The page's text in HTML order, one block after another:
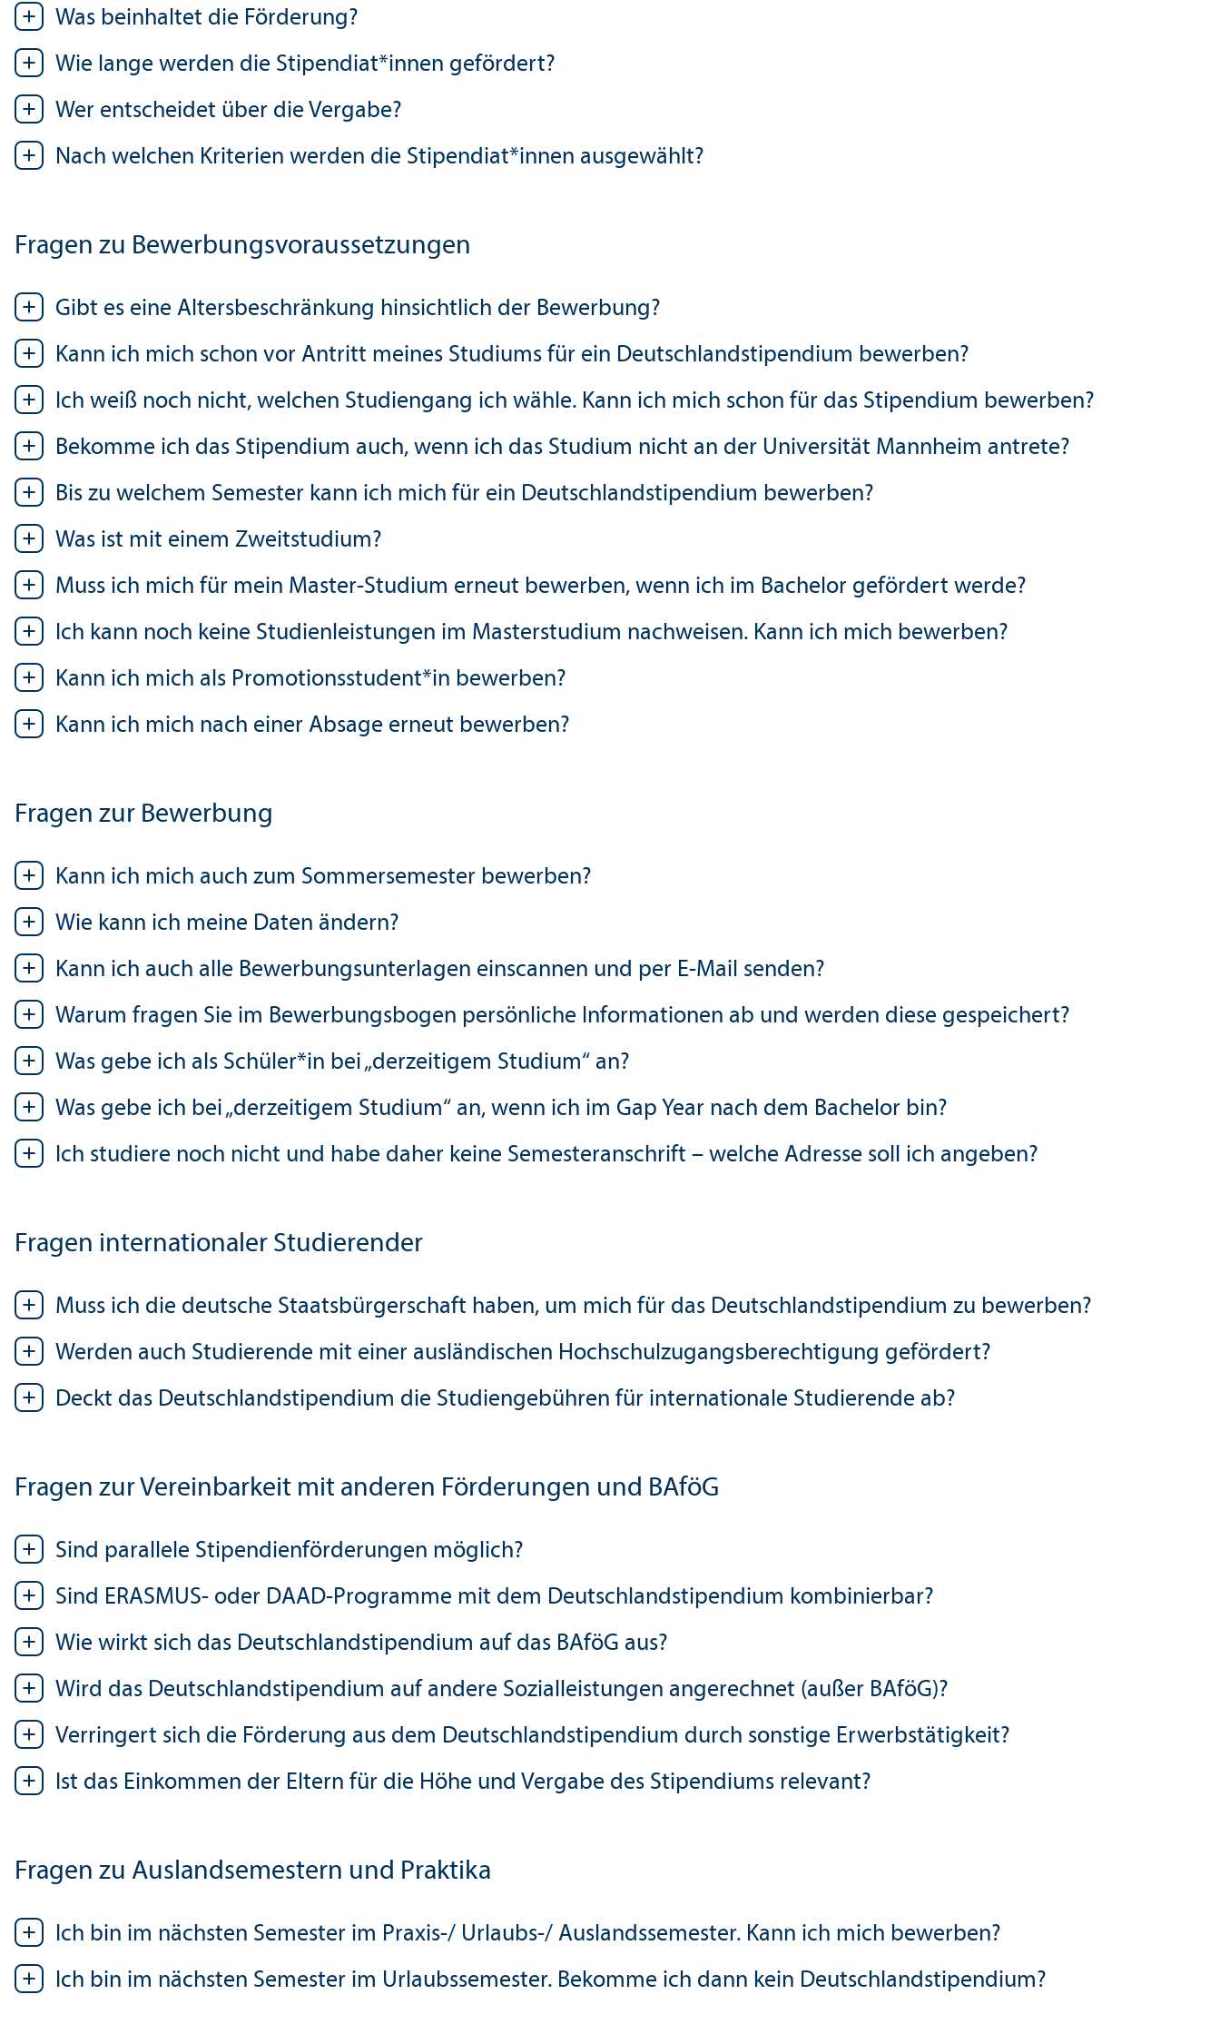
Was beinhaltet die Förderung?
Wie lange werden die Stipendiat*innen gefördert?
Wer entscheidet über die Vergabe?
Nach welchen Kriterien werden die Stipendiat*innen ausgewählt?
Fragen zu Bewerbungs­voraussetzungen
Gibt es eine Altersbeschränkung hinsichtlich der Bewerbung?
Kann ich mich schon vor Antritt meines Studiums für ein Deutschland­stipendium bewerben?
Ich weiß noch nicht, welchen Studien­gang ich wähle. Kann ich mich schon für das Stipendium bewerben?
Bekomme ich das Stipendium auch, wenn ich das Studium nicht an der Universität Mannheim antrete?
Bis zu welchem Semester kann ich mich für ein Deutschland­stipendium bewerben?
Was ist mit einem Zweitstudium?
Muss ich mich für mein Master-Studium erneut bewerben, wenn ich im Bachelor gefördert werde?
Ich kann noch keine Studien­leistungen im Master­studium nachweisen. Kann ich mich bewerben?
Kann ich mich als Promotions­student*in bewerben?
Kann ich mich nach einer Absage erneut bewerben?
Fragen zur Bewerbung
Kann ich mich auch zum Sommersemester bewerben?
Wie kann ich meine Daten ändern?
Kann ich auch alle Bewerbungs­unter­lagen einscannen und per E-Mail senden?
Warum fragen Sie im Bewerbungs­bogen persönliche Informationen ab und werden diese gespeichert?
Was gebe ich als Schüler*in bei „derzeitigem Studium“ an?
Was gebe ich bei „derzeitigem Studium“ an, wenn ich im Gap Year nach dem Bachelor bin?
Ich studiere noch nicht und habe daher keine Semesteranschrift – welche Adresse soll ich angeben?
Fragen internationaler Studierender
Muss ich die deutsche Staats­bürgerschaft haben, um mich für das Deutschland­stipendium zu bewerben?
Werden auch Studierende mit einer ausländischen Hochschul­zugangsberechtigung gefördert?
Deckt das Deutschland­stipendium die Studien­gebühren für internationale Studierende ab?
Fragen zur Vereinbarkeit mit anderen Förderungen und BAföG
Sind parallele Stipendien­förderungen möglich?
Sind ERASMUS- oder DAAD-Programme mit dem Deutschland­stipendium kombinierbar?
Wie wirkt sich das Deutschland­stipendium auf das BAföG aus?
Wird das Deutschland­stipendium auf andere Sozialleistungen angerechnet (außer BAföG)?
Verringert sich die Förderung aus dem Deutschland­stipendium durch sonstige Erwerbs­tätigkeit?
Ist das Einkommen der Eltern für die Höhe und Vergabe des Stipendiums relevant?
Fragen zu Auslands­emestern und Praktika
Ich bin im nächsten Semester im Praxis-/ Urlaubs-/ Auslands­semester. Kann ich mich bewerben?
Ich bin im nächsten Semester im Urlaubssemester. Bekomme ich dann kein Deutschland­stipendium?